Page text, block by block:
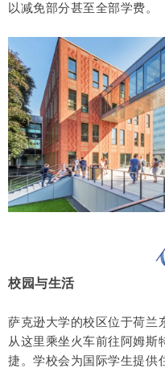
以减免部分甚至全部学费。
校园与生活
萨克逊大学的校区位于荷兰
从这里乘坐火车前往阿姆斯
捷。学校会为国际学生提供